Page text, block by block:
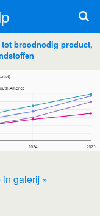
tot broodnodig product,
galerij »